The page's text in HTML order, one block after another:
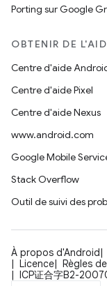
Porting sur Google
OBTENIR DE
Centre d'aide
Centre d'aide Pixel
Centre d'aide Nexus
www.android.com
Google Mobile
Stack Overflow
Outil de suivi des
À propos d'Android
Licence
Règles
ICP证合字B2-